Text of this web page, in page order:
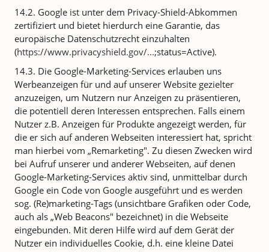
14.2. Google ist unter dem Privacy-Shield-Abkommen
zertifiziert und bietet hierdurch eine Garantie, das
europäische Datenschutzrecht einzuhalten
(https://www.privacyshield.gov/...;status=Active).
14.3. Die Google-Marketing-Services erlauben uns
Werbeanzeigen für und auf unserer Website gezielter
anzuzeigen, um Nutzern nur Anzeigen zu präsentieren,
die potentiell deren Interessen entsprechen. Falls einem
Nutzer z.B. Anzeigen für Produkte angezeigt werden, für
die er sich auf anderen Webseiten interessiert hat, spricht
man hierbei vom „Remarketing". Zu diesen Zwecken wird
bei Aufruf unserer und anderer Webseiten, auf denen
Google-Marketing-Services aktiv sind, unmittelbar durch
Google ein Code von Google ausgeführt und es werden
sog. (Re)marketing-Tags (unsichtbare Grafiken oder Code,
auch als „Web Beacons" bezeichnet) in die Webseite
eingebunden. Mit deren Hilfe wird auf dem Gerät der
Nutzer ein individuelles Cookie, d.h. eine kleine Datei